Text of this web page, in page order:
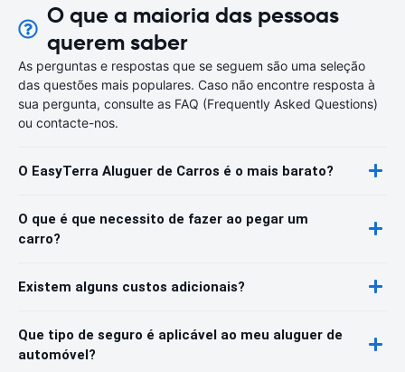
O que a maioria das pessoas
querem saber
As perguntas e respostas que se seguem são uma seleção
das questões mais populares. Caso não encontre resposta à
sua pergunta, consulte as FAQ (Frequently Asked Questions)
ou contacte-nos.
O EasyTerra Aluguer de Carros é o mais barato?
O que é que necessito de fazer ao pegar um
carro?
Existem alguns custos adicionais?
Que tipo de seguro é aplicável ao meu aluguer de
automóvel?